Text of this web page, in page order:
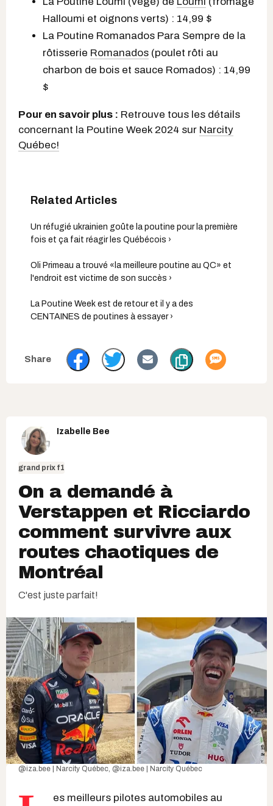
Halloumi et oignons verts) : 14,99 $
La Poutine Romanados Para Sempre de la
rôtisserie Romanados (poulet rôti au
charbon de bois et sauce Romados) : 14,99
$
Pour en savoir plus : Retrouve tous les détails
concernant la Poutine Week 2024 sur Narcity
Québec!
Un réfugié ukrainien goûte la poutine pour la première
fois et ça fait réagir les Québécois ›
Oli Primeau a trouvé «la meilleure poutine au QC» et
l'endroit est victime de son succès ›
La Poutine Week est de retour et il y a des
CENTAINES de poutines à essayer ›
Izabelle Bee
grand prix f1
On a demandé à
Verstappen et Ricciardo
comment survivre aux
routes chaotiques de
Montréal
C'est juste parfait!
@iza.bee | Narcity Québec, @iza.bee | Narcity Québec
es meilleurs pilotes automobiles au